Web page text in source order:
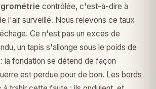
contrôlée, c'est-à-dire à
l'air surveillé. Nous relevons ce taux
Ce n'est pas un excès de
un tapis s'allonge sous le poids de
la fondation se détend de façon
est perdue pour de bon. Les bords